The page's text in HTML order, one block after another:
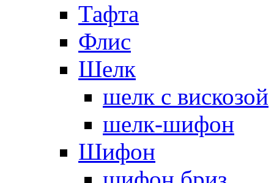
Тафта
Флис
Шелк
шелк с вискозой
шелк-шифон
Шифон